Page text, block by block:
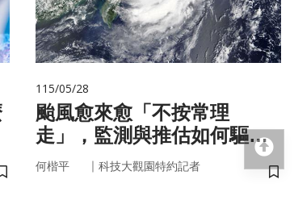
儲存書籤
115/05/28
颱風愈來愈「不按常理
走」，監測與推估如何驅動
防災決策？
何楷平 ｜ 科技大觀園特約記者
儲
回